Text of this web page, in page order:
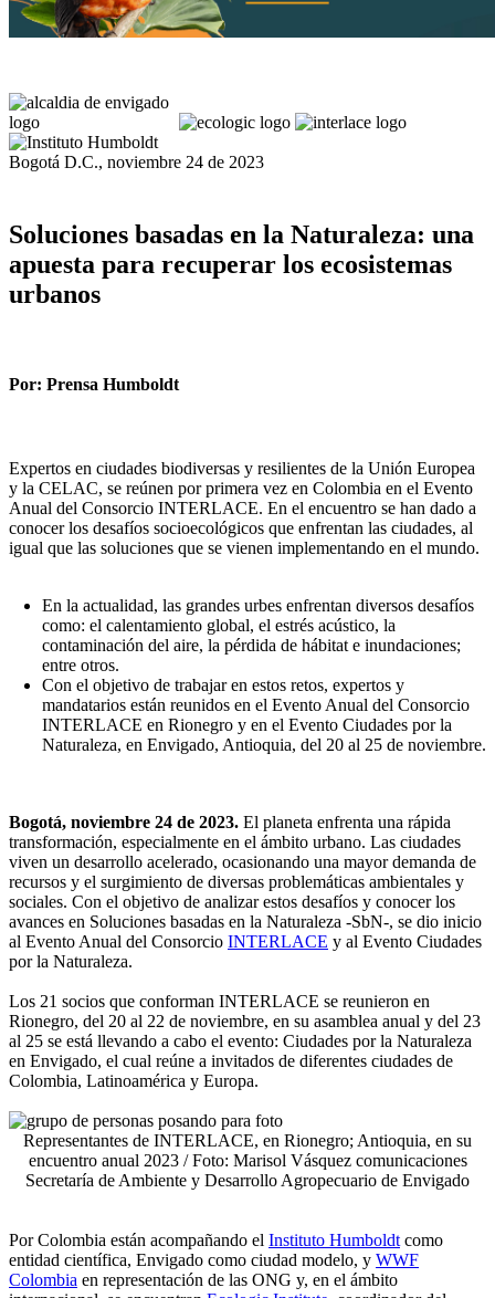
Bogotá D.C., noviembre 24 de 2023
Soluciones basadas en la Naturaleza: una
apuesta para recuperar los ecosistemas
urbanos
Por: Prensa Humboldt
Expertos en ciudades biodiversas y resilientes de la Unión Europea
y la CELAC, se reúnen por primera vez en Colombia en el Evento
Anual del Consorcio INTERLACE. En el encuentro se han dado a
conocer los desafíos socioecológicos que enfrentan las ciudades, al
igual que las soluciones que se vienen implementando en el mundo.
En la actualidad, las grandes urbes enfrentan diversos desafíos
como: el calentamiento global, el estrés acústico, la
contaminación del aire, la pérdida de hábitat e inundaciones;
entre otros.
Con el objetivo de trabajar en estos retos, expertos y
mandatarios están reunidos en el Evento Anual del Consorcio
INTERLACE en Rionegro y en el Evento Ciudades por la
Naturaleza, en Envigado, Antioquia, del 20 al 25 de noviembre.
Bogotá, noviembre 24 de 2023. El planeta enfrenta una rápida
transformación, especialmente en el ámbito urbano. Las ciudades
viven un desarrollo acelerado, ocasionando una mayor demanda de
recursos y el surgimiento de diversas problemáticas ambientales y
sociales. Con el objetivo de analizar estos desafíos y conocer los
avances en Soluciones basadas en la Naturaleza -SbN-, se dio inicio
al Evento Anual del Consorcio INTERLACE y al Evento Ciudades
por la Naturaleza.
Los 21 socios que conforman INTERLACE se reunieron en
Rionegro, del 20 al 22 de noviembre, en su asamblea anual y del 23
al 25 se está llevando a cabo el evento: Ciudades por la Naturaleza
en Envigado, el cual reúne a invitados de diferentes ciudades de
Colombia, Latinoamérica y Europa.
Representantes de INTERLACE, en Rionegro; Antioquia, en su
encuentro anual 2023 / Foto: Marisol Vásquez comunicaciones
Secretaría de Ambiente y Desarrollo Agropecuario de Envigado
Por Colombia están acompañando el Instituto Humboldt como
entidad científica, Envigado como ciudad modelo, y WWF
Colombia en representación de las ONG y, en el ámbito